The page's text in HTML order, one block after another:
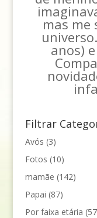
mas me
anos)
Filtrar
Avós (3)
Fotos (10)
mamãe (142)
Papai (87)
Por faixa etária